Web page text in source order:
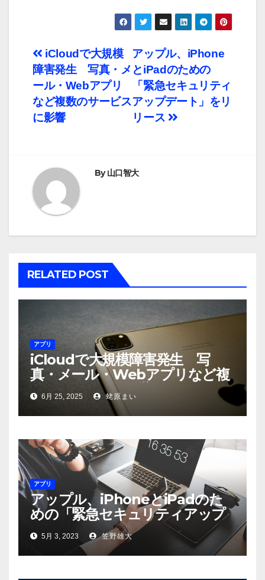
投
稿
ナ
ビ
ー
シ
アップル、iPhone
とiPadのための
「緊急セキュリティ
アップデート」をリ
リース
iCloudで大規模
障害発生 写真・メ
ール・Webアプリ
など複数のサービス
に影響
By山口智大
RELATED POST
アプリ
iCloudで大規模障害発生 写
真・メール・Webアプリなど複
数のサービスに影響
6月 25, 2025 蛯原まい
アプリ
アップル、iPhoneとiPadのた
めの「緊急セキュリティアップ
デート」をリリース
5月 3, 2023 笠野雄大